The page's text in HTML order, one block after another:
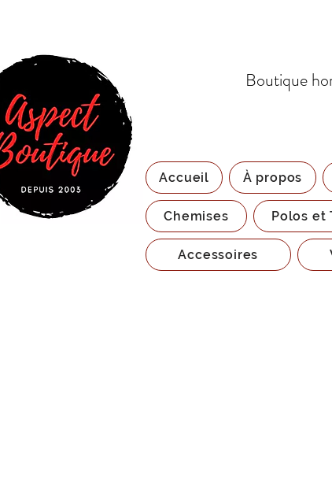
Boutique
Accueil À propos
Chemises Polos et
Accessoires